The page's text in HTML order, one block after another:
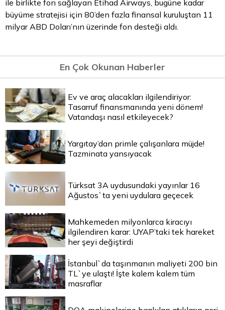
ile birlikte fon sağlayan Etihad Airways, bugüne kadar
büyüme stratejisi için 80’den fazla finansal kuruluştan 11
milyar ABD Doları’nın üzerinde fon desteği aldı.
En Çok Okunan Haberler
Ev ve araç alacakları ilgilendiriyor:
Tasarruf finansmanında yeni dönem!
Vatandaşı nasıl etkileyecek?
Yargıtay’dan primle çalışanlara müjde!
Tazminata yansıyacak
Türksat 3A uydusundaki yayınlar 16
Ağustos`ta yeni uydulara geçecek
Mahkemeden milyonlarca kiracıyı
ilgilendiren karar: UYAP’taki tek hareket
her şeyi değiştirdi
İstanbul`da taşınmanın maliyeti 200 bin
TL`ye ulaştı! İşte kalem kalem tüm
masraflar